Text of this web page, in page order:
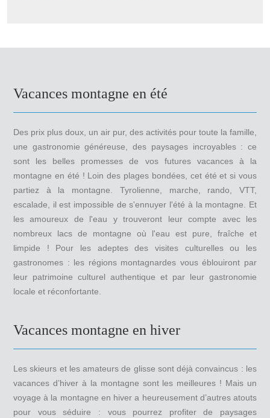
Vacances montagne en été
Des prix plus doux, un air pur, des activités pour toute la famille,
une gastronomie généreuse, des paysages incroyables : ce
sont les belles promesses de vos futures vacances à la
montagne en été ! Loin des plages bondées, cet été et si vous
partiez à la montagne. Tyrolienne, marche, rando, VTT,
escalade, il est impossible de s'ennuyer l'été à la montagne. Et
les amoureux de l'eau y trouveront leur compte avec les
nombreux lacs de montagne où l'eau est pure, fraîche et
limpide ! Pour les adeptes des visites culturelles ou les
gastronomes : les régions montagnardes vous éblouiront par
leur patrimoine culturel authentique et par leur gastronomie
locale et réconfortante.
Vacances montagne en hiver
Les skieurs et les amateurs de glisse sont déjà convaincus : les
vacances d’hiver à la montagne sont les meilleures ! Mais un
voyage à la montagne en hiver a heureusement d’autres atouts
pour vous séduire : vous pourrez profiter de paysages